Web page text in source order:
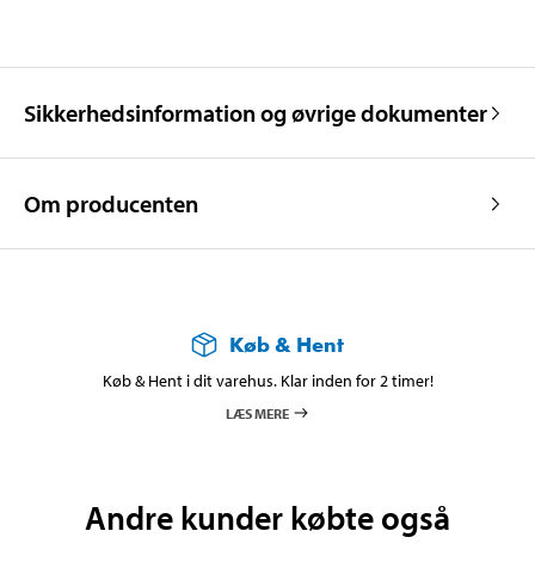
Sikkerhedsinformation og øvrige dokumenter
Om producenten
Køb & Hent
Køb & Hent i dit varehus. Klar inden for 2 timer!
LÆS MERE
Andre kunder købte også